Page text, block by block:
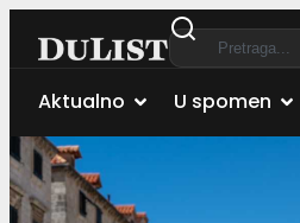
Aktualno U spomen